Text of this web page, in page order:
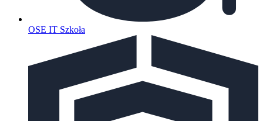
OSE IT Szkoła